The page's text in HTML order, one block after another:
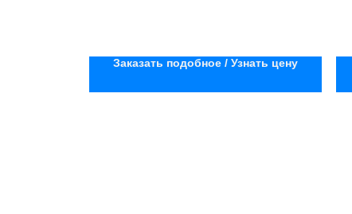
Заказать подобное / Узнать цену